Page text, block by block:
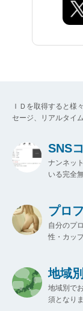
ＩＤを取得すると様
セージ、リアルタイ
SNS
ナンネッ
いる完全
プロ
自分のプ
性・カッ
地域
地域別で
須となりま